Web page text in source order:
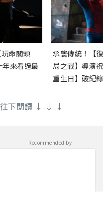
命關頭
來看過最
承襲傳統！【
局之戰】導演
重生日】破紀
下閱讀 ↓ ↓ ↓
Recommended by